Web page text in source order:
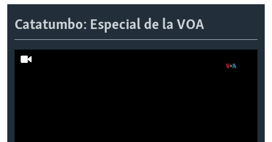
Catatumbo: Especial de la VOA